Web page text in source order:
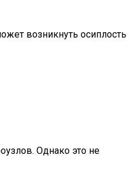
возникнуть осиплость
Однако это не